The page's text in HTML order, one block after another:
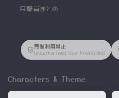
自職員まとめ
無断利用禁止
Unauthorized Use Prohibited
Characters & Theme